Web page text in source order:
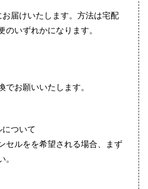
届けいたします。方法は宅配
いずれかになります。
でお願いいたします。
ついて
セルをを希望される場合、まず
。